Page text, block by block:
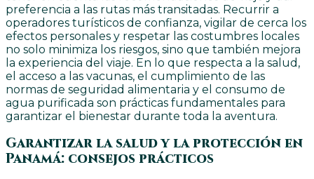
preferencia a las rutas más transitadas. Recurrir a
operadores turísticos de confianza, vigilar de cerca los
efectos personales y respetar las costumbres locales
no solo minimiza los riesgos, sino que también mejora
la experiencia del viaje. En lo que respecta a la salud,
el acceso a las vacunas, el cumplimiento de las
normas de seguridad alimentaria y el consumo de
agua purificada son prácticas fundamentales para
garantizar el bienestar durante toda la aventura.
Garantizar la salud y la protección en
Panamá: consejos prácticos